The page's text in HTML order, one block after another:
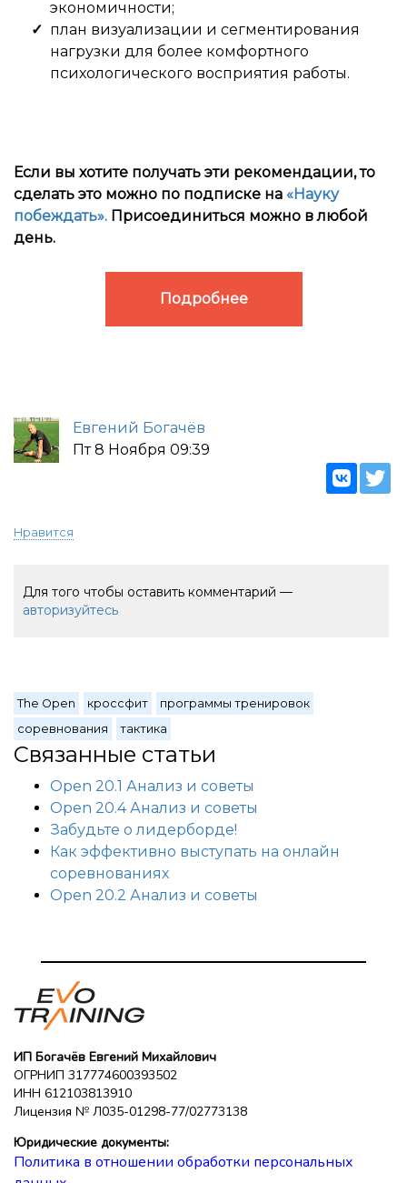
экономичности;
план визуализации и сегментирования
нагрузки для более комфортного
психологического восприятия работы.
Если вы хотите получать эти рекомендации, то
сделать это можно по подписке на «Науку
побеждать». Присоединиться можно в любой
день.
Подробнее
Евгений Богачёв
Пт 8 Ноября 09:39
Нравится
Для того чтобы оставить комментарий —
авторизуйтесь
The Open кроссфит
программы тренировок
соревнования
тактика
Связанные статьи
Open 20.1 Анализ и советы
Open 20.4 Анализ и советы
Забудьте о лидерборде!
Как эффективно выступать на онлайн
соревнованиях
Open 20.2 Анализ и советы
ИП Богачёв Евгений Михайлович
ОГРНИП 317774600393502
ИНН 612103813910
Лицензия № Л035-01298-77/02773138
Юридические документы:
Политика в отношении обработки персональных